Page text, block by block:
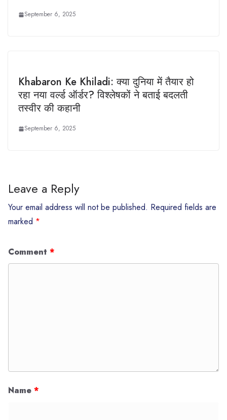
September 6, 2025
Khabaron Ke Khiladi: क्या दुनिया में तैयार हो
रहा नया वर्ल्ड ऑर्डर? विश्लेषकों ने बताई बदलती
तस्वीर की कहानी
September 6, 2025
Leave a Reply
Your email address will not be published. Required fields are
marked *
Comment *
Name *